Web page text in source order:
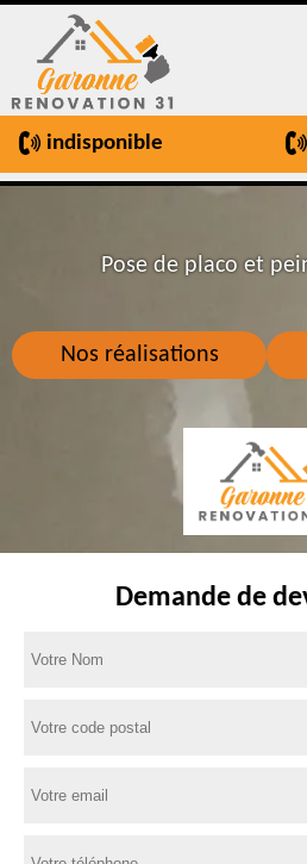
indisponible
Nos réalisations
Pose de placo et
Demande de